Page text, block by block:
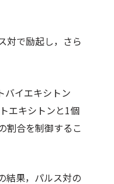
対で励起し，さら
バイエキシトン
エキシトンと1個
割合を制御するこ
結果，パルス対の